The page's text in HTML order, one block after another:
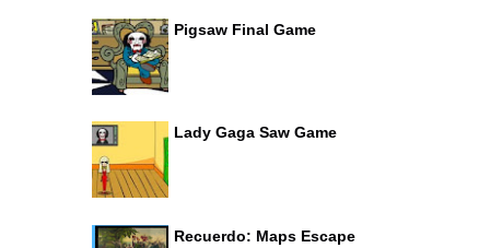
Pigsaw Final Game
Lady Gaga Saw Game
Recuerdo: Maps Escape